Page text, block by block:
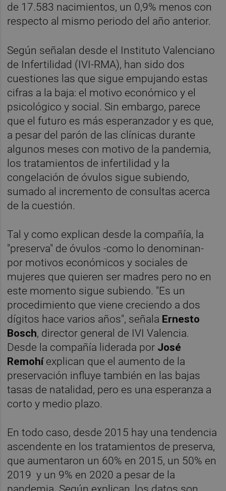
de 17.583 nacimientos, un 0,9% menos con
respecto al mismo periodo del año anterior.
Según señalan desde el Instituto Valenciano
de Infertilidad (IVI-RMA), han sido dos
cuestiones las que sigue empujando estas
cifras a la baja: el motivo económico y el
psicológico y social. Sin embargo, parece
que el futuro es más esperanzador y es que,
a pesar del parón de las clínicas durante
algunos meses con motivo de la pandemia,
los tratamientos de infertilidad y la
congelación de óvulos sigue subiendo,
sumado al incremento de consultas acerca
de la cuestión.
Tal y como explican desde la compañía, la
"preserva" de óvulos -como lo denominan-
por motivos económicos y sociales de
mujeres que quieren ser madres pero no en
este momento sigue subiendo. "Es un
procedimiento que viene creciendo a dos
dígitos hace varios años", señala Ernesto
Bosch, director general de IVI Valencia.
Desde la compañía liderada por José
Remohíexplican que el aumento de la
preservación influye también en las bajas
tasas de natalidad, pero es una esperanza a
corto y medio plazo.
En todo caso, desde 2015 hay una tendencia
ascendente en los tratamientos de preserva,
que aumentaron un 60% en 2015, un 50% en
2019 y un 9% en 2020 a pesar de la